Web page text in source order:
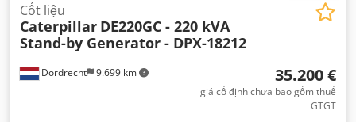
Dordrecht 9.699 km
Cốt liệu
Caterpillar DE220GC - 220 kVA
Stand-by Generator - DPX-18212
35.200 €
giá cố định chưa bao gồm thuế
GTGT